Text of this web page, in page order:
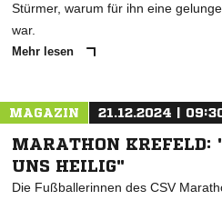
Stürmer, warum für ihn eine
war.
Mehr lesen
MAGAZIN 21.12.2024 |
MARATHON KREFELD:
UNS HEILIG"
Die Fußballerinnen des CSV